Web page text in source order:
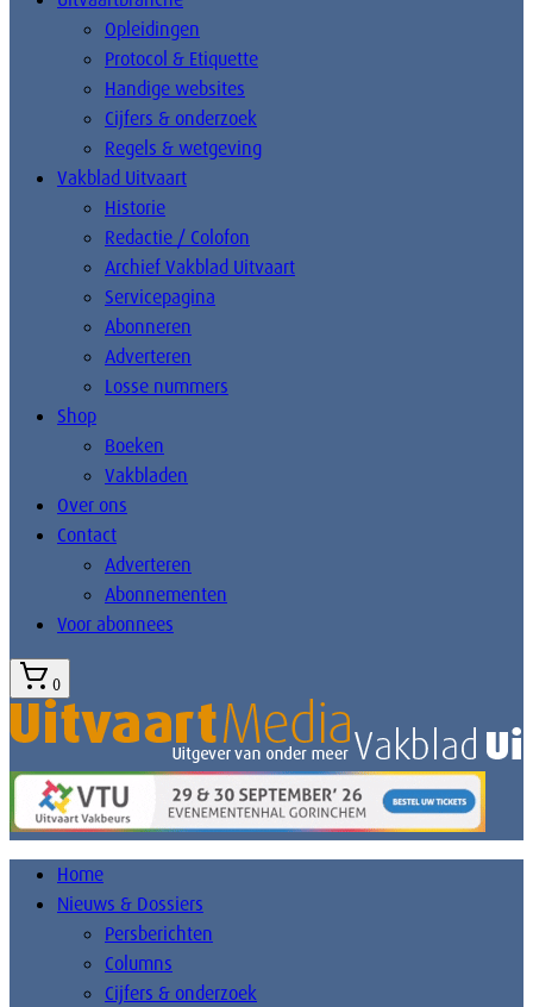
Opleidingen
Protocol & Etiquette
Handige websites
Cijfers & onderzoek
Regels & wetgeving
Vakblad Uitvaart
Historie
Redactie / Colofon
Archief Vakblad Uitvaart
Servicepagina
Abonneren
Adverteren
Losse nummers
Shop
Boeken
Vakbladen
Over ons
Contact
Adverteren
Abonnementen
Voor abonnees
0
Home
Nieuws & Dossiers
Persberichten
Columns
Cijfers & onderzoek